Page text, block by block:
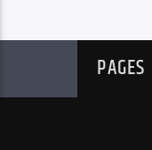
PAGES